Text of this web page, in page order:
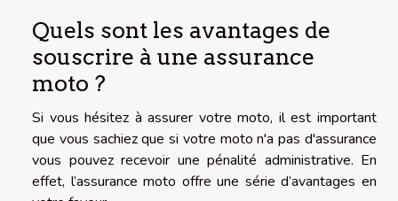
Quels sont les avantages de
souscrire à une assurance
moto ?
Si vous hésitez à assurer votre moto, il est important
que vous sachiez que si votre moto n'a pas d'assurance
vous pouvez recevoir une pénalité administrative. En
effet, l’assurance moto offre une série d’avantages en